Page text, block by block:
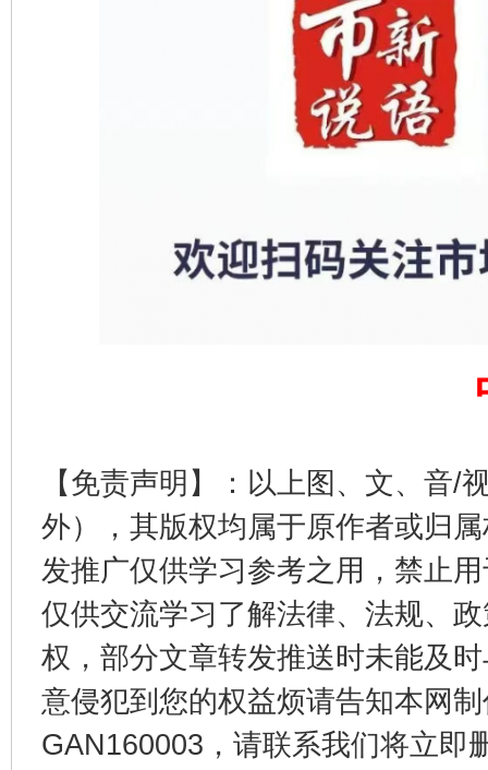
【免责声明】：以上图、文、音/
外），其版权均属于原作者或归
发推广仅供学习参考之用，禁止
仅供交流学习了解法律、法规、
权，部分文章转发推送时未能及
意侵犯到您的权益烦请告知本网
GAN160003，请联系我们将立即
受贿1.44亿！段成刚被判无期 从幼